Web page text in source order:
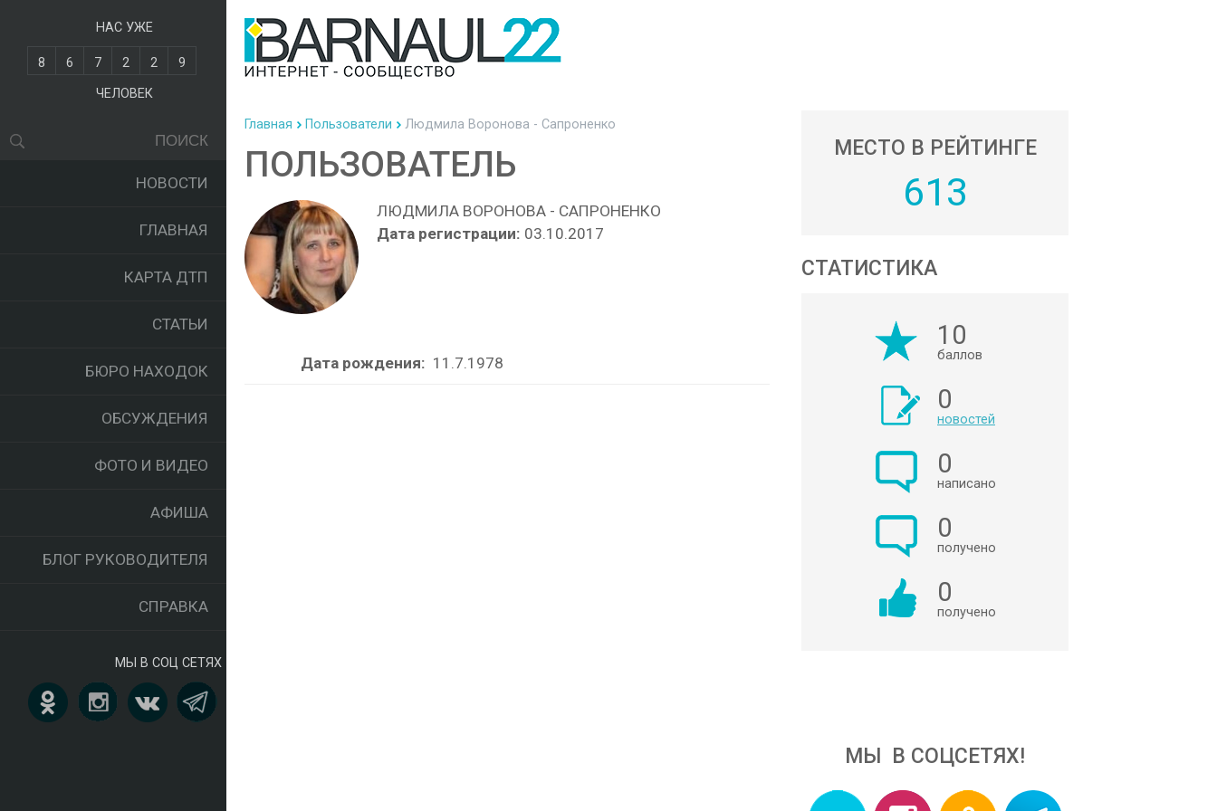
НАС УЖЕ
8 6 7 2 2
9
ЧЕЛОВЕК
НОВОСТИ
ГЛАВНАЯ
КАРТА ДТП
СТАТЬИ
БЮРО НАХОДОК
ОБСУЖДЕНИЯ
ФОТО И ВИДЕО
АФИША
БЛОГ РУКОВОДИТЕЛЯ
СПРАВКА
МЫ В СОЦ СЕТЯХ
Главная Пользователи Людмила Воронова - Сапроненко
ПОЛЬЗОВАТЕЛЬ
ЛЮДМИЛА ВОРОНОВА - САПРОНЕНКО
Дата регистрации: 03.10.2017
Дата рождения: 11.7.1978
МЕСТО В РЕЙТИНГЕ
613
СТАТИСТИКА
10
баллов
0
новостей
0
написано
0
получено
0
получено
МЫ В СОЦСЕТЯХ!